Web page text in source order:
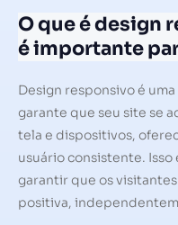
O que é design
é importante
Design responsivo é
garante que seu site se
tela e dispositivos,
usuário consistente. Isso
garantir que os
positiva,